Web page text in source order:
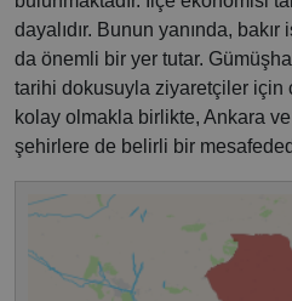
dayalıdır. Bunun yanında,
da önemli bir yer tutar.
tarihi dokusuyla ziyaretçiler için
kolay olmakla birlikte, Ankara
şehirlere de belirli bir